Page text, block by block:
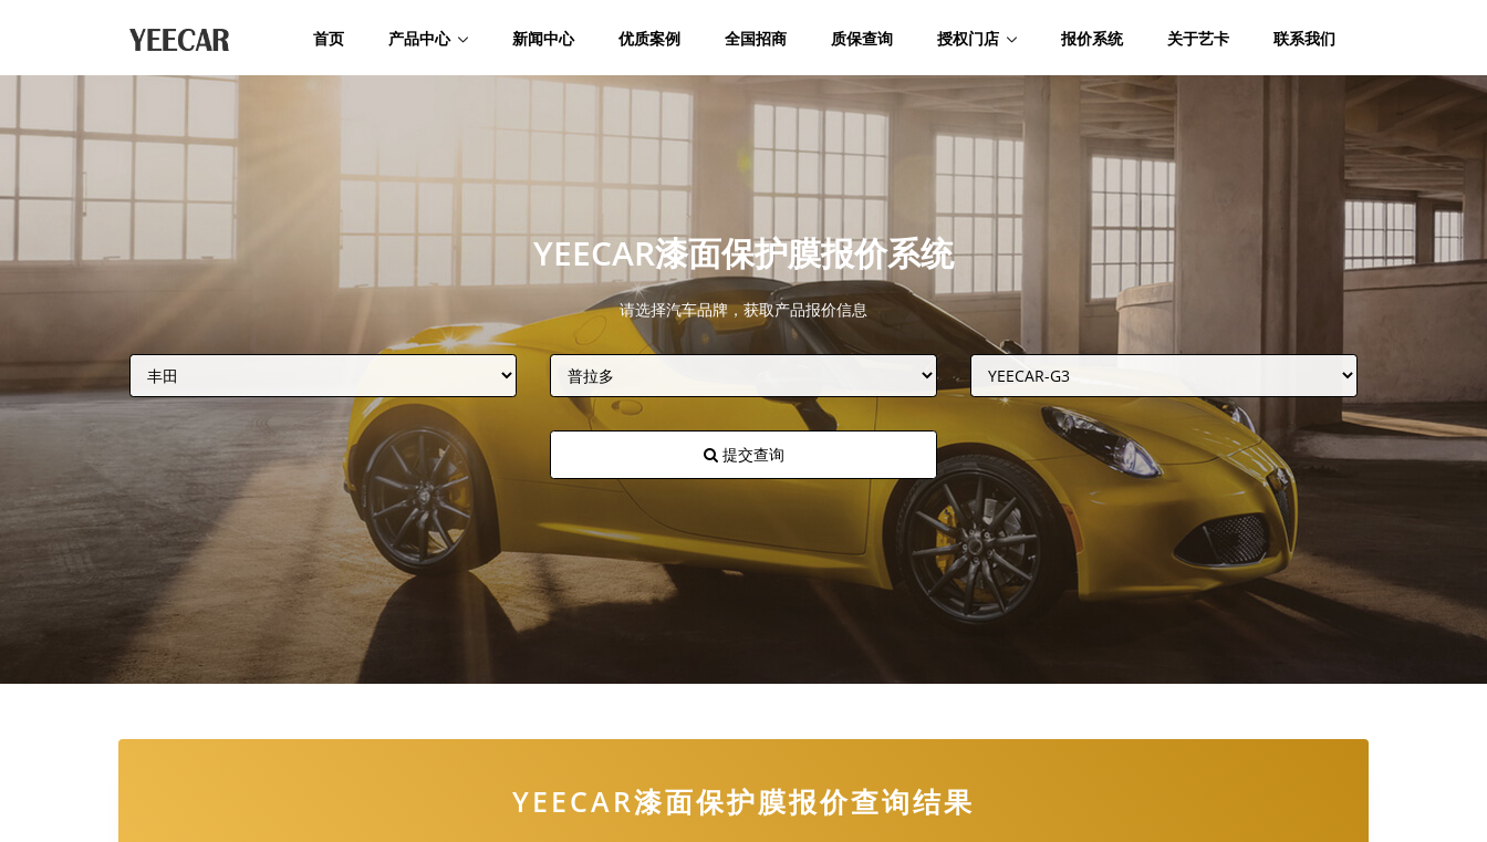
首页 产品中心 新闻中心 优质案例 全国招商 质保查询 授权门店 报价系统 关于艺卡 联系我们
YEECAR漆面保护膜报价系统
请选择汽车品牌，获取产品报价信息
提交查询
YEECAR漆面保护膜报价查询结果